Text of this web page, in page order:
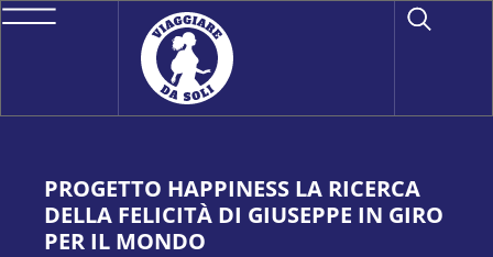
PROGETTO HAPPINESS LA RICERCA
DELLA FELICITÀ DI GIUSEPPE IN GIRO
PER IL MONDO